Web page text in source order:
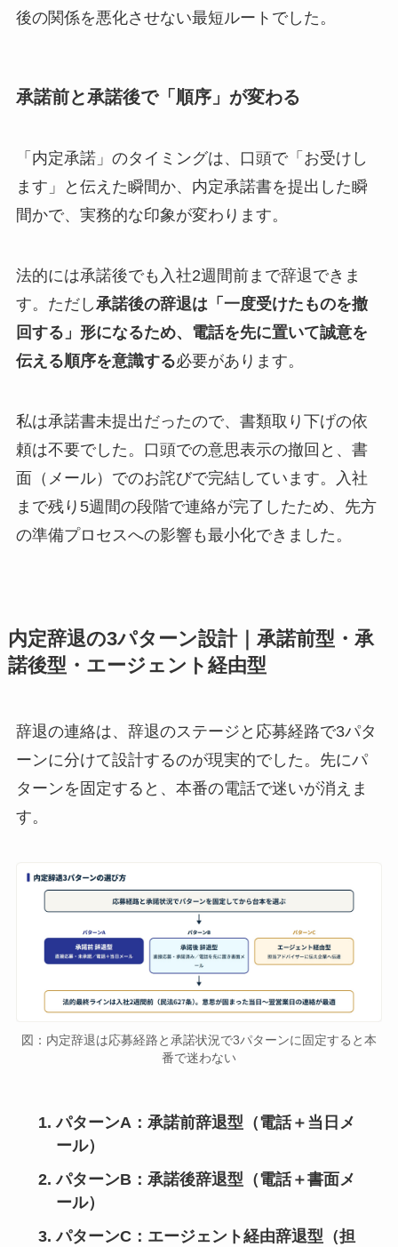
後の関係を悪化させない最短ルートでした。
承諾前と承諾後で「順序」が変わる
「内定承諾」のタイミングは、口頭で「お受けし
ます」と伝えた瞬間か、内定承諾書を提出した瞬
間かで、実務的な印象が変わります。
法的には承諾後でも入社2週間前まで辞退できま
す。ただし承諾後の辞退は「一度受けたものを撤
回する」形になるため、電話を先に置いて誠意を
伝える順序を意識する必要があります。
私は承諾書未提出だったので、書類取り下げの依
頼は不要でした。口頭での意思表示の撤回と、書
面（メール）でのお詫びで完結しています。入社
まで残り5週間の段階で連絡が完了したため、先方
の準備プロセスへの影響も最小化できました。
内定辞退の3パターン設計｜承諾前型・承
諾後型・エージェント経由型
辞退の連絡は、辞退のステージと応募経路で3パタ
ーンに分けて設計するのが現実的でした。先にパ
ターンを固定すると、本番の電話で迷いが消えま
す。
図：内定辞退は応募経路と承諾状況で3パターンに固定すると本
番で迷わない
パターンA：承諾前辞退型（電話＋当日メ
ール）
パターンB：承諾後辞退型（電話＋書面メ
ール）
パターンC：エージェント経由辞退型（担